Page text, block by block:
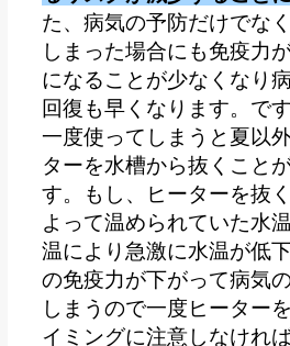
た、病気の予防だけでな
しまった場合にも免疫力
になることが少なくなり
回復も早くなります。で
一度使ってしまうと夏以
ターを水槽から抜くこと
す。もし、ヒーターを抜
よって温められていた水
温により急激に水温が低
の免疫力が下がって病気
しまうので一度ヒーター
イミングに注意しなけれ